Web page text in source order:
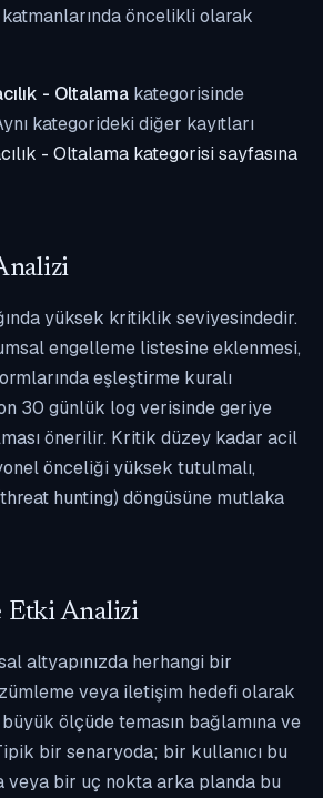
öncelikli olarak
- Oltalama kategorisinde
Aynı kategorideki diğer kayıtları
- Oltalama kategorisi sayfasına
yüksek kritiklik seviyesindedir.
engelleme listesine eklenmesi,
eşleştirme kuralı
30 günlük log verisinde geriye
önerilir. Kritik düzey kadar acil
önceliği yüksek tutulmalı,
hunting) döngüsüne mutlaka
Etki Analizi
altyapınızda herhangi bir
veya iletişim hedefi olarak
ölçüde temasın bağlamına ve
bir senaryoda; bir kullanıcı bu
veya bir uç nokta arka planda bu